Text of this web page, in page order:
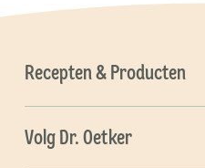
Recepten & Producten
Volg Dr. Oetker